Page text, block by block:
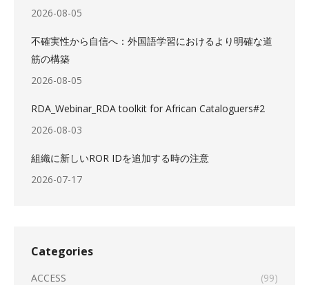
2026-08-05
不確実性から自信へ：外国語学習におけるより明確な道
筋の構築
2026-08-05
RDA_Webinar_RDA toolkit for African Cataloguers#2
2026-08-03
組織に新しいROR IDを追加する時の注意
2026-07-17
Categories
ACCESS
(99)